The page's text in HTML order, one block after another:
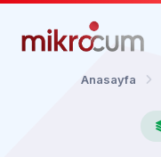
Anasayfa